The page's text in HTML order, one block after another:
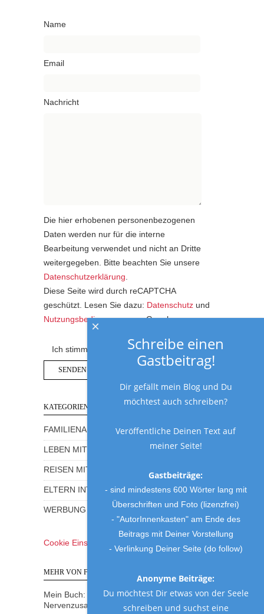
Name
Email
Nachricht
Die hier erhobenen personenbezogenen
Daten werden nur für die interne
Bearbeitung verwendet und nicht an Dritte
weitergegeben. Bitte beachten Sie unsere
Datenschutzerklärung.
Diese Seite wird durch reCAPTCHA
geschützt. Lesen Sie dazu: Datenschutz und
Nutzungsbedingungenvon Google.
Ich stimme der Datenschutzerklärung zu.
KATEGORIEN
FAMILIENALLTAG MIT HUMOR
LEBEN MIT KINDERN
REISEN MIT KINDERN
ELTERN INTERVIEWS
WERBUNG UND GEWINNSPIELE
Cookie Einstellungen
MEHR VON FRAU MUTTER
Mein Buch: Eine Mama am Rande des
Nervenzusammenbruchs
Schreibe einen
Gastbeitrag!
Dir gefällt mein Blog und Du
möchtest auch schreiben?
Veröffentliche Deinen Text auf
meiner Seite!
Gastbeiträge:
- sind mindestens 600 Wörter lang mit
Überschriften und Foto (lizenzfrei)
- "AutorInnenkasten" am Ende des
Beitrags mit Deiner Vorstellung
- Verlinkung Deiner Seite (do follow)
Anonyme Beiträge:
Du möchtest Dir etwas von der Seele
schreiben und suchst eine
×